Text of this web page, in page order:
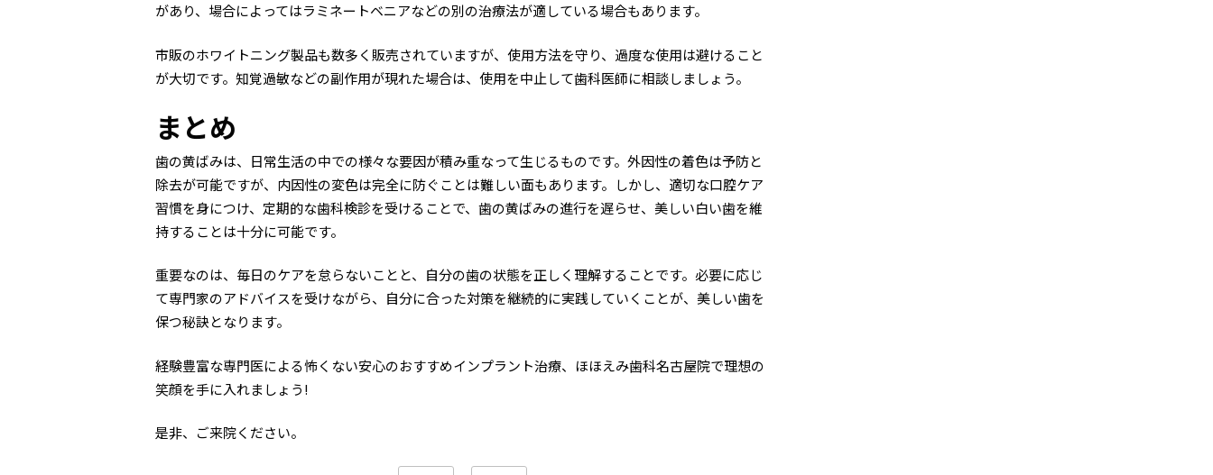
があり、場合によってはラミネートベニアなどの別の治療法が適している場合もあります。
市販のホワイトニング製品も数多く販売されていますが、使用方法を守り、過度な使用は避けること
が大切です。知覚過敏などの副作用が現れた場合は、使用を中止して歯科医師に相談しましょう。
まとめ
歯の黄ばみは、日常生活の中での様々な要因が積み重なって生じるものです。外因性の着色は予防と
除去が可能ですが、内因性の変色は完全に防ぐことは難しい面もあります。しかし、適切な口腔ケア
習慣を身につけ、定期的な歯科検診を受けることで、歯の黄ばみの進行を遅らせ、美しい白い歯を維
持することは十分に可能です。
重要なのは、毎日のケアを怠らないことと、自分の歯の状態を正しく理解することです。必要に応じ
て専門家のアドバイスを受けながら、自分に合った対策を継続的に実践していくことが、美しい歯を
保つ秘訣となります。
経験豊富な専門医による怖くない安心のおすすめインプラント治療、ほほえみ歯科名古屋院で理想の
笑顔を手に入れましょう!
是非、ご来院ください。